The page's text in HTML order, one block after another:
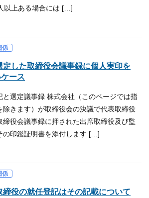
以上ある場合には […]
係
定した取締役会議事録に個人実印を
ース
と選定議事録 株式会社（このページでは指
除きます）が取締役会の決議で代表取締役
締役会議事録に押された出席取締役及び監
の印鑑証明書を添付します […]
係
締役の就任登記はその記載について